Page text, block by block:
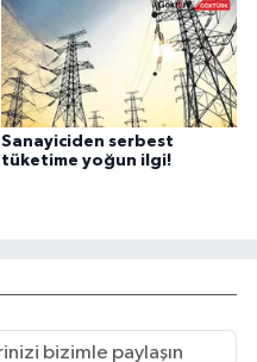
Sanayiciden serbest
tüketime yoğun ilgi!